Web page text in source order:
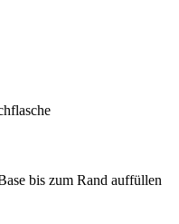
bis zum Rand auffüllen